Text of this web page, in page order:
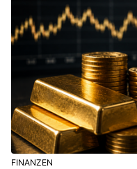
FINANZEN